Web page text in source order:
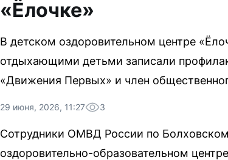
«Ёлочке»
В детском оздоровительном центре
отдыхающими детьми записали
«Движения Первых» и член
29 июня, 2026, 11:27 3
Сотрудники ОМВД России по
оздоровительно-образовательном